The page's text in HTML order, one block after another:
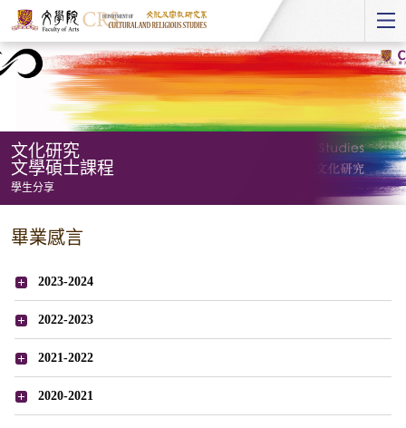
Start
main
Content
文化研究
文學碩士課程
學生分享
化
究
文
學
碩
士
畢業感言
2023-2024
2022-2023
2021-2022
2020-2021